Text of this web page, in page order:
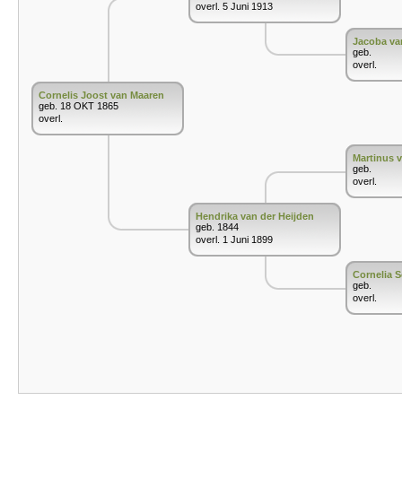
Cornelis Joost van Maaren
geb. 18 OKT 1865
overl.
overl. 5 Juni 1913
Hendrika van der Heijden
geb. 1844
overl. 1 Juni 1899
Jacoba
geb.
overl.
Martinus
geb.
overl.
Cornelia
geb.
overl.